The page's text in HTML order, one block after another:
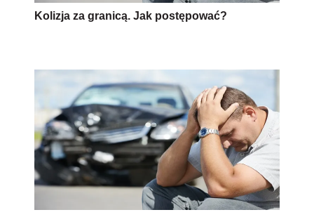
Kolizja za granicą. Jak postępować?